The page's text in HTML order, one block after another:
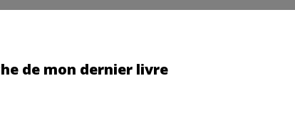
de mon dernier livre